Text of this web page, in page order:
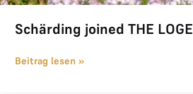
Schärding joined THE LOGE
Beitrag lesen »